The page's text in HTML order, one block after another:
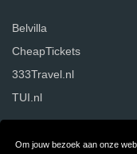
Om jouw bezoek aan onze
Belvilla
CheapTickets
333Travel.nl
TUI.nl